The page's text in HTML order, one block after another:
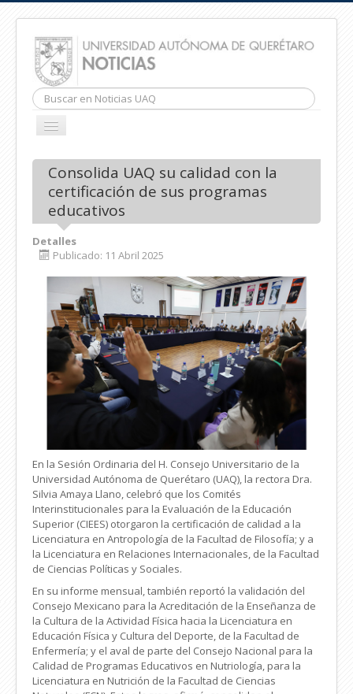
Buscar...
CAMBIAR
Consolida UAQ su calidad con la
certificación de sus programas
educativos
Detalles
Publicado: 11 Abril 2025
En la Sesión Ordinaria del H. Consejo Universitario de la
Universidad Autónoma de Querétaro (UAQ), la rectora Dra.
Silvia Amaya Llano, celebró que los Comités
Interinstitucionales para la Evaluación de la Educación
Superior (CIEES) otorgaron la certificación de calidad a la
Licenciatura en Antropología de la Facultad de Filosofía; y a
la Licenciatura en Relaciones Internacionales, de la Facultad
de Ciencias Políticas y Sociales.
En su informe mensual, también reportó la validación del
Consejo Mexicano para la Acreditación de la Enseñanza de
la Cultura de la Actividad Física hacia la Licenciatura en
Educación Física y Cultura del Deporte, de la Facultad de
Enfermería; y el aval de parte del Consejo Nacional para la
Calidad de Programas Educativos en Nutriología, para la
Licenciatura en Nutrición de la Facultad de Ciencias